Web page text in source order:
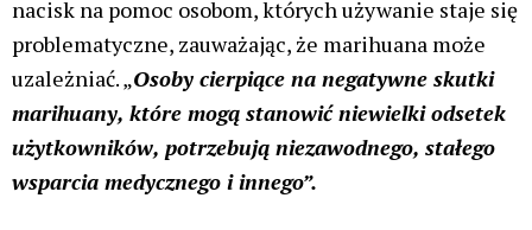
nacisk na pomoc osobom, których używanie staje się
problematyczne, zauważając, że marihuana może
uzależniać. „Osoby cierpiące na negatywne skutki
marihuany, które mogą stanowić niewielki odsetek
użytkowników, potrzebują niezawodnego, stałego
wsparcia medycznego i innego”.